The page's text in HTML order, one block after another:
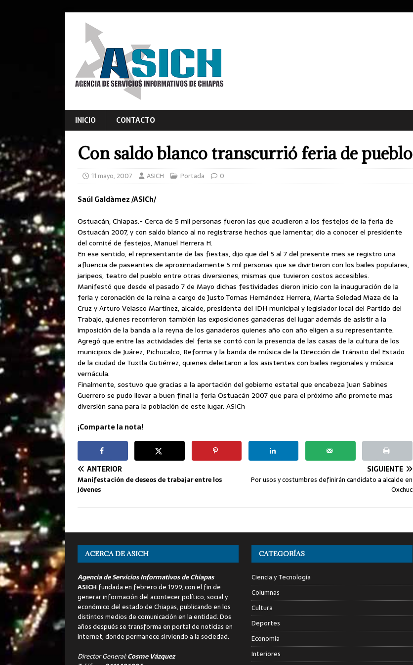
INICIO CONTACTO
Con saldo blanco transcurrió feria de pueblo
11 mayo, 2007 ASICH Portada 0
Saúl Galdàmez /ASICh/
Ostuacán, Chiapas.- Cerca de 5 mil personas fueron las que acudieron a los festejos de la feria de
Ostuacán 2007, y con saldo blanco al no registrarse hechos que lamentar, dio a conocer el presidente
del comité de festejos, Manuel Herrera H.
En ese sentido, el representante de las fiestas, dijo que del 5 al 7 del presente mes se registro una
afluencia de paseantes de aproximadamente 5 mil personas que se divirtieron con los bailes populares,
jaripeos, teatro del pueblo entre otras diversiones, mismas que tuvieron costos accesibles.
Manifestó que desde el pasado 7 de Mayo dichas festividades dieron inicio con la inauguración de la
feria y coronación de la reina a cargo de Justo Tomas Hernández Herrera, Marta Soledad Maza de la
Cruz y Arturo Velasco Martínez, alcalde, presidenta del IDH municipal y legislador local del Partido del
Trabajo, quienes recorrieron también las exposiciones ganaderas del lugar además de asistir a la
imposición de la banda a la reyna de los ganaderos quienes año con año eligen a su representante.
Agregó que entre las actividades del feria se contó con la presencia de las casas de la cultura de los
municipios de Juárez, Pichucalco, Reforma y la banda de música de la Dirección de Tránsito del Estado
de la ciudad de Tuxtla Gutiérrez, quienes deleitaron a los asistentes con bailes regionales y música
vernácula.
Finalmente, sostuvo que gracias a la aportación del gobierno estatal que encabeza Juan Sabines
Guerrero se pudo llevar a buen final la feria Ostuacán 2007 que para el próximo año promete mas
diversión sana para la población de este lugar. ASICh
¡Comparte la nota!
ANTERIOR
Manifestación de deseos de trabajar entre los
jóvenes
SIGUIENTE
Por usos y costumbres definirán candidato a alcalde en
Oxchuc
ACERCA DE ASICH
Agencia de Servicios Informativos de Chiapas
ASICH fundada en febrero de 1999, con el fin de
generar información del acontecer político, social y
económico del estado de Chiapas, publicando en los
distintos medios de comunicación en la entidad. Dos
años después se transforma en portal de noticias en
internet, donde permanece sirviendo a la sociedad.
Director General:Cosme Vázquez
CATEGORÍAS
Ciencia y Tecnología
Columnas
Cultura
Deportes
Economía
Interiores